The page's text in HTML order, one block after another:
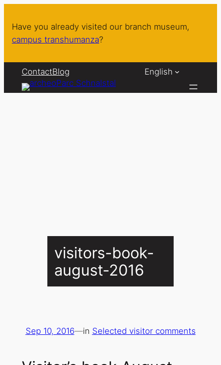
content
Have you already visited our branch museum,
campus transhumanza?
ContactBlog English
visitors-book-
august-2016
Sep 10, 2016—in Selected visitor comments